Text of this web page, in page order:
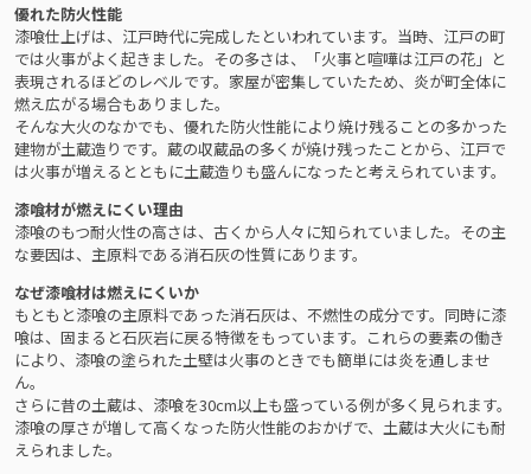
優れた防火性能
漆喰仕上げは、江戸時代に完成したといわれています。当時、江戸の町
では火事がよく起きました。その多さは、「火事と喧嘩は江戸の花」と
表現されるほどのレベルです。家屋が密集していたため、炎が町全体に
燃え広がる場合もありました。
そんな大火のなかでも、優れた防火性能により焼け残ることの多かった
建物が土蔵造りです。蔵の収蔵品の多くが焼け残ったことから、江戸で
は火事が増えるとともに土蔵造りも盛んになったと考えられています。
漆喰材が燃えにくい理由
漆喰のもつ耐火性の高さは、古くから人々に知られていました。その主
な要因は、主原料である消石灰の性質にあります。
なぜ漆喰材は燃えにくいか
もともと漆喰の主原料であった消石灰は、不燃性の成分です。同時に漆
喰は、固まると石灰岩に戻る特徴をもっています。これらの要素の働き
により、漆喰の塗られた土壁は火事のときでも簡単には炎を通しませ
ん。
さらに昔の土蔵は、漆喰を30cm以上も盛っている例が多く見られます。
漆喰の厚さが増して高くなった防火性能のおかげで、土蔵は大火にも耐
えられました。